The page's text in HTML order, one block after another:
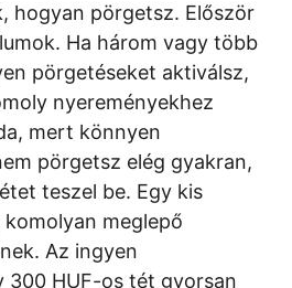
hogyan pörgetsz. Először
Ha három vagy több
pörgetéseket aktiválsz,
nyereményekhez
mert könnyen
pörgetsz elég gyakran,
teszel be. Egy kis
meglepő
Az ingyen
300 HUF-os tét gyorsan